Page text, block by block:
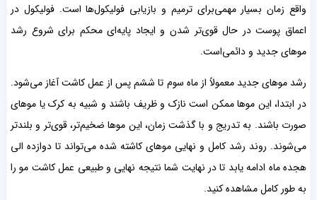
واقع زمان بسیار مهمی‌برای ترمیم و بازیابی فولیکول‌ها است. فولیکول در
اعماق پوست در حال قوی‌تر شدن و ایجاد پایه‌ای محکم برای شروع رشد
موهای جدید و دائمی‌است.
رشد موهای جدید معمولاً از ماه سوم تا ششم پس از عمل کاشت آغاز می‌شود.
در ابتدا، این موها ممکن است نازک و ظریف باشند و شبیه به کرک یا موهای
صورت باشند. به تدریج و با گذشت زمان، این موها ضخیم‌تر، قوی‌تر و بلندتر
می‌شوند. روند رشد کامل و نهایی موهای کاشته شده می‌تواند تا دوازده الی
هجده ماه ادامه یابد تا در نهایت شما نتیجه نهایی و طبیعی عمل کاشت مو را
به طور کامل مشاهده کنید.